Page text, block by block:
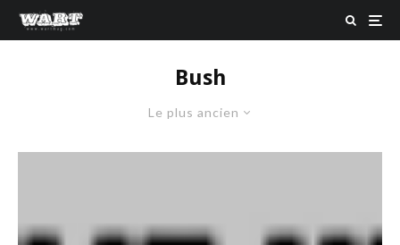
Bush
Le plus ancien